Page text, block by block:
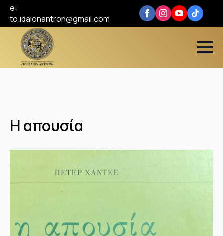
e:
to.idaionantron@gmail.com
Η απουσία